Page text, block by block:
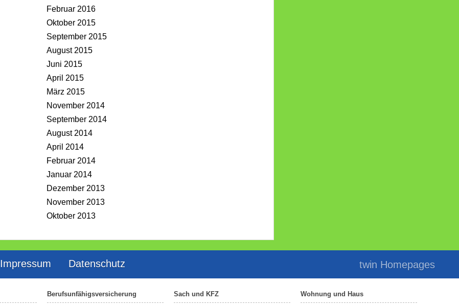
Februar 2016
Oktober 2015
September 2015
August 2015
Juni 2015
April 2015
März 2015
November 2014
September 2014
August 2014
April 2014
Februar 2014
Januar 2014
Dezember 2013
November 2013
Oktober 2013
Impressum Datenschutz twin Homepages
Berufsunfähigsversicherung Sach und KFZ Wohnung und Haus